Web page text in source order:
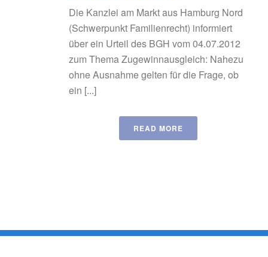
Die Kanzlei am Markt aus Hamburg Nord
(Schwerpunkt Familienrecht) informiert
über ein Urteil des BGH vom 04.07.2012
zum Thema Zugewinnausgleich: Nahezu
ohne Ausnahme gelten für die Frage, ob
ein [...]
READ MORE